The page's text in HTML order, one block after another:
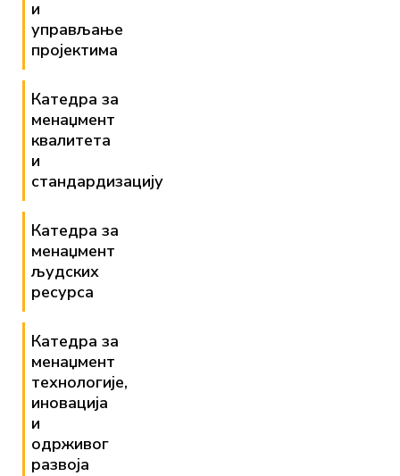
и
управљање
пројектима
Катедра за
менаџмент
квалитета
и
стандардизацију
Катедра за
менаџмент
људских
ресурса
Катедра за
менаџмент
технологије,
иновација
и
одрживог
развоја